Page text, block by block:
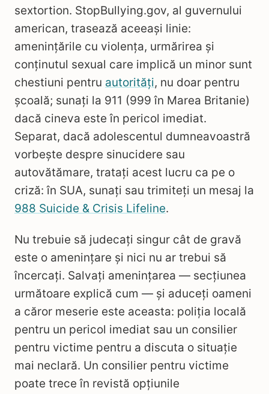
sextortion. StopBullying.gov, al guvernului
american, trasează aceeași linie:
amenințările cu violența, urmărirea și
conținutul sexual care implică un minor sunt
chestiuni pentru autorități, nu doar pentru
școală; sunați la 911 (999 în Marea Britanie)
dacă cineva este în pericol imediat.
Separat, dacă adolescentul dumneavoastră
vorbește despre sinucidere sau
autovătămare, tratați acest lucru ca pe o
criză: în SUA, sunați sau trimiteți un mesaj la
988 Suicide & Crisis Lifeline.
Nu trebuie să judecați singur cât de gravă
este o amenințare și nici nu ar trebui să
încercați. Salvați amenințarea — secțiunea
următoare explică cum — și aduceți oameni
a căror meserie este aceasta: poliția locală
pentru un pericol imediat sau un consilier
pentru victime pentru a discuta o situație
mai neclară. Un consilier pentru victime
poate trece în revistă opțiunile